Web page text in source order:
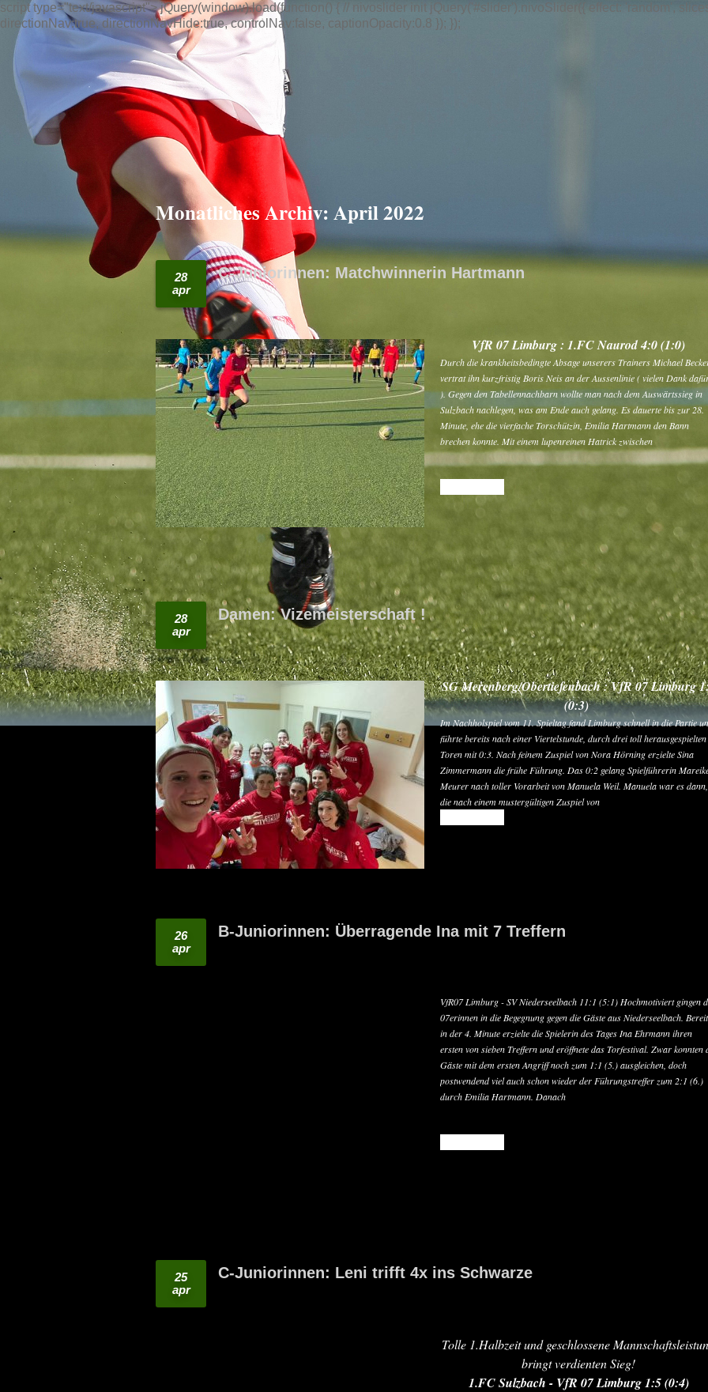
script type="text/javascript"> jQuery(window).load(function() { // nivoslider init jQuery('#slider').nivoSlider({ effect: 'random',
directionNav:true, directionNavHide:true, controlNav:false, captionOpacity:0.8 }); });
Monatliches Archiv:April 2022
28
apr
C-Juniorinnen: Matchwinnerin Hartmann
VfR 07 Limburg : 1.FC Naurod 4:0 (1:0)
Durch die krankheitsbedingte Absage unserers Trainers Michael
vertrat ihn kurzfristig Boris Neis an der Aussenlinie ( vielen Dank
). Gegen den Tabellennachbarn wollte man nach dem Auswärtssieg in
Sulzbach nachlegen, was am Ende auch gelang. Es dauerte bis zur 28.
Minute, ehe die vierfache Torschützin, Emilia Hartmann den Bann
brechen konnte. Mit einem lupenreinen Hatrick zwischen
28
apr
Damen: Vizemeisterschaft !
SG Merenberg/Obertiefenbach : VfR 07 Limburg
(0:3)
Im Nachholspiel vom 11. Spieltag fand Limburg schnell in die Partie
führte bereits nach einer Viertelstunde, durch drei toll herausgespielten
Toren mit 0:3. Nach feinem Zuspiel von Nora Hörning erzielte Sina
Zimmermann die frühe Führung. Das 0:2 gelang Spielführerin
Meurer nach toller Vorarbeit von Manuela Weil. Manuela war es dann,
die nach einem mustergültigen Zuspiel von
26
apr
B-Juniorinnen: Überragende Ina mit 7 Treffern
VfR07 Limburg - SV Niederseelbach 11:1 (5:1) Hochmotiviert gingen
07erinnen in die Begegnung gegen die Gäste aus Niederseelbach.
in der 4. Minute erzielte die Spielerin des Tages Ina Ehrmann ihren
ersten von sieben Treffern und eröffnete das Torfestival. Zwar konnten
Gäste mit dem ersten Angriff noch zum 1:1 (5.) ausgleichen, doch
postwendend viel auch schon wieder der Führungstreffer zum 2:1 (6.)
durch Emilia Hartmann. Danach
25
apr
C-Juniorinnen: Leni trifft 4x ins Schwarze
Tolle 1.Halbzeit und geschlossene
bringt verdienten Sieg!
1.FC Sulzbach - VfR 07 Limburg 1:5 (0:4)